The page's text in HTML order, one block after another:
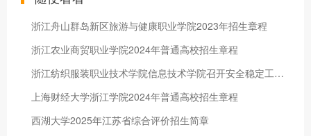
浙江舟山群岛新区旅游与健康职业学院2023年招生章程
浙江农业商贸职业学院2024年普通高校招生章程
浙江纺织服装职业技术学院信息技术学院召开安全稳定工作专题会议
上海财经大学浙江学院2024年普通高校招生章程
西湖大学2025年江苏省综合评价招生简章